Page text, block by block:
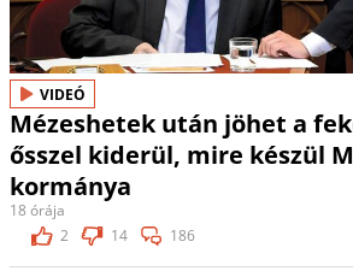
VIDEÓ
Mézeshetek után jöhet a
ősszel kiderül, mire készül
kormánya
18 órája
2
14 186